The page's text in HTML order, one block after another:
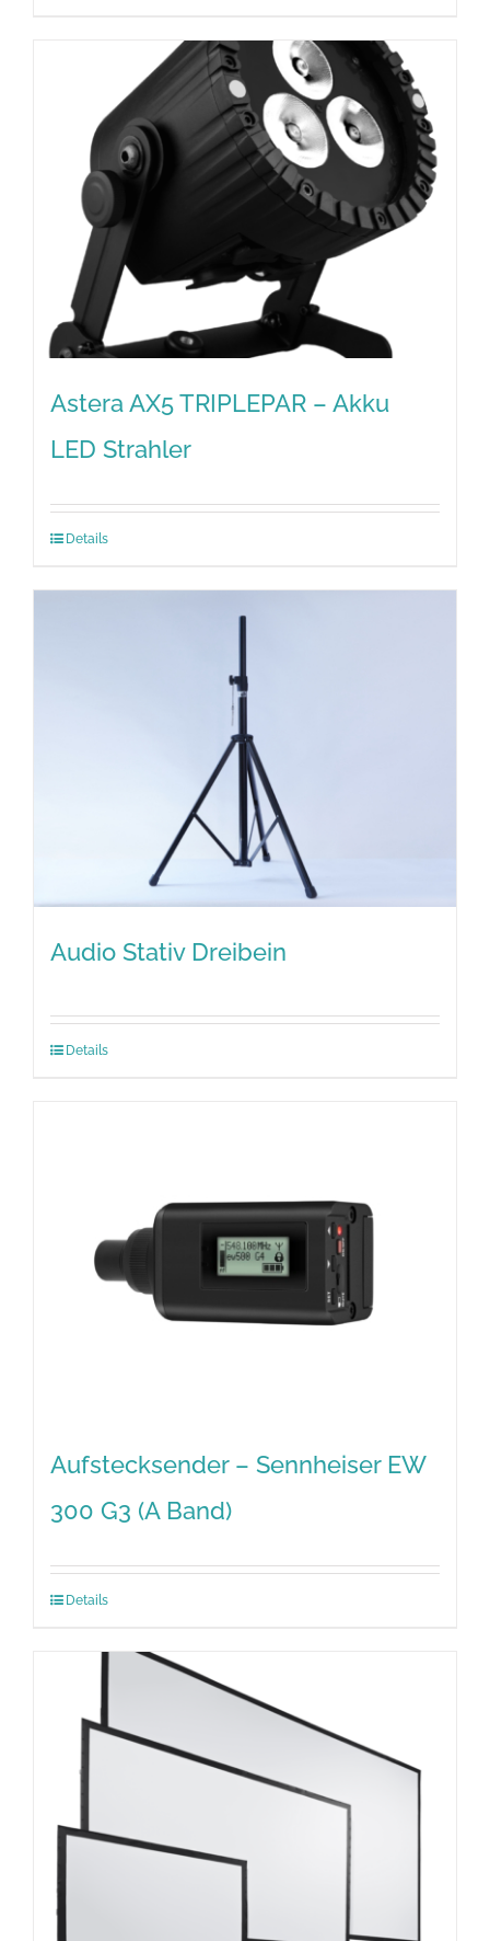
Astera AX5 TRIPLEPAR – Akku
LED Strahler
Details
Audio Stativ Dreibein
Details
Aufstecksender – Sennheiser EW
300 G3 (A Band)
Details